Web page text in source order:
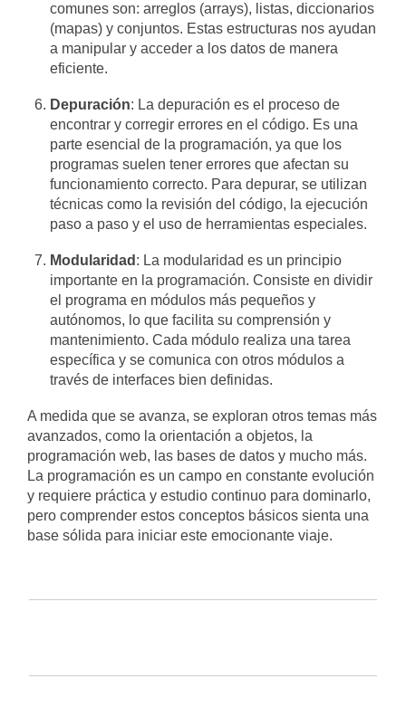
comunes son: arreglos (arrays), listas, diccionarios
(mapas) y conjuntos. Estas estructuras nos ayudan
a manipular y acceder a los datos de manera
eficiente.
Depuración: La depuración es el proceso de
encontrar y corregir errores en el código. Es una
parte esencial de la programación, ya que los
programas suelen tener errores que afectan su
funcionamiento correcto. Para depurar, se utilizan
técnicas como la revisión del código, la ejecución
paso a paso y el uso de herramientas especiales.
Modularidad : La modularidad es un principio
importante en la programación. Consiste en dividir
el programa en módulos más pequeños y
autónomos, lo que facilita su comprensión y
mantenimiento. Cada módulo realiza una tarea
específica y se comunica con otros módulos a
través de interfaces bien definidas.
A medida que se avanza, se exploran otros temas más
avanzados, como la orientación a objetos, la
programación web, las bases de datos y mucho más.
La programación es un campo en constante evolución
y requiere práctica y estudio continuo para dominarlo,
pero comprender estos conceptos básicos sienta una
base sólida para iniciar este emocionante viaje.